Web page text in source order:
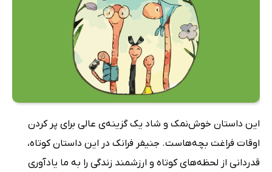
این داستان خوش‌نمک و شاد یک گزینه‌ی عالی برای پر کردن
اوقات فراغت بچه‌هاست. جنیفر فرانک در این داستان کوتاه‌،
قدردانی از لحظه‌های کوتاه و ارزشمند زندگی را به ما یادآوری